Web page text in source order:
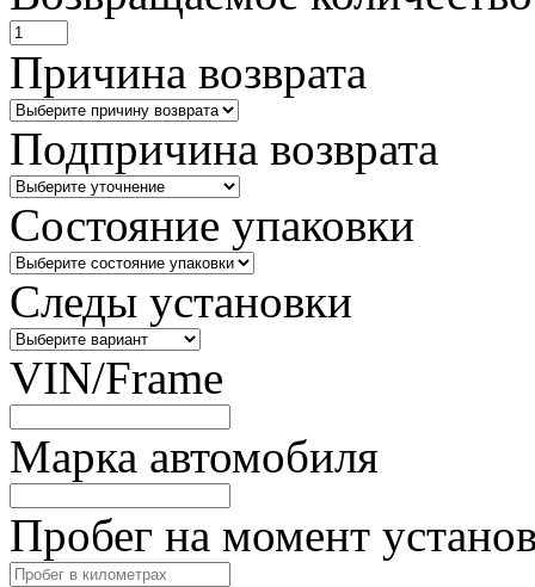
Причина возврата
Подпричина возврата
Состояние упаковки
Следы установки
VIN/Frame
Марка автомобиля
Пробег на момент